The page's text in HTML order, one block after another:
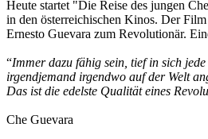
Heute startet "Die Reise des jungen
in den österreichischen Kinos. Der
Ernesto Guevara zum Revolutionär.
“Immer dazu fähig sein, tief in sich
irgendjemand irgendwo auf der Welt
Das ist die edelste Qualität eines
Che Guevara